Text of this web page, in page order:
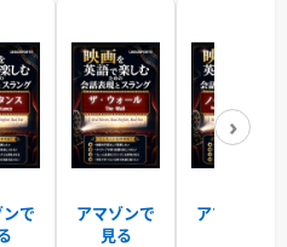
で
アマゾンで
見る
アマゾンで
›